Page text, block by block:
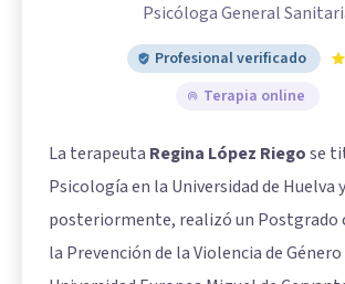
Psicóloga General
Profesional verificado
Terapia online
La terapeuta Regina López Riegose
Psicología en la Universidad de Huelva y
posteriormente, realizó un Postgrado
la Prevención de la Violencia de